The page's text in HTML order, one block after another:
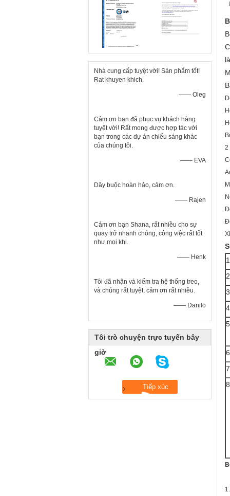
Nhà cung cấp tuyệt vời! Sản phẩm tốt!
Rat khuyen khich.
—— Oleg
Cảm ơn bạn đã phục vụ khách hàng
tuyệt vời! Rất mong được hợp tác với
bạn trong các dự án chiếu sáng khác
của chúng tôi.
—— EVA
Dây buộc hoàn hảo, cảm ơn.
—— Rajen
Cảm ơn bạn Shana, rất nhiều cho sự
quay trở nhanh chóng, công việc rất tốt
như mọi khi.
—— Henk
Tôi đã nhận và kiểm tra hệ thống treo,
và chúng rất tuyệt, cảm ơn rất nhiều.
—— Danilo
Tôi trò chuyện trực tuyến bây
giờ
2